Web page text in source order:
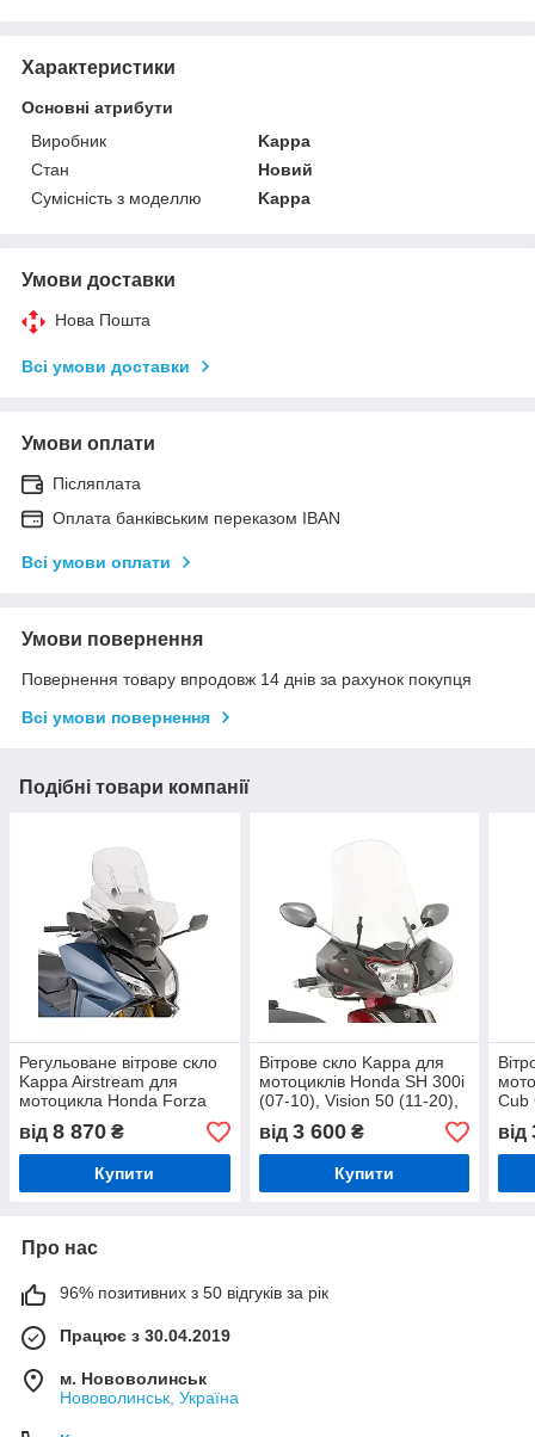
Характеристики
Основні атрибути
Виробник
Kappa
Стан
Новий
Сумісність з моделлю
Kappa
Умови доставки
Нова Пошта
Всі умови доставки
Умови оплати
Післяплата
Оплата банківським переказом IBAN
Всі умови оплати
Умови повернення
Повернення товару впродовж 14 днів за рахунок покупця
Всі умови повернення
Подібні товари компанії
Регульоване вітрове скло
Kappa Airstream для
мотоцикла Honda Forza
750 (21-) прозоре
від 8 870 ₴
Купити
Вітрове скло Kappa для
мотоциклів Honda SH 300i
(07-10), Vision 50 (11-20),
Vision 110 (11-) прозоре
від 3 600₴
Купити
Cub
від
Про нас
96% позитивних з 50 відгуків за рік
Працює з 30.04.2019
м. Нововолинськ
Нововолинськ, Україна